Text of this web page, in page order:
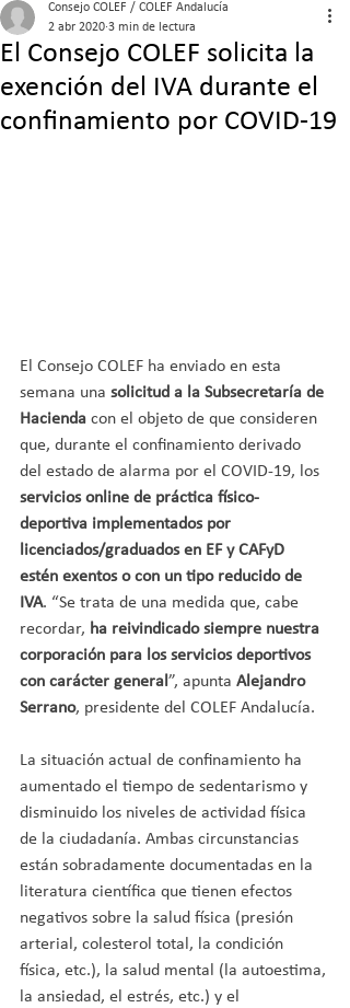
El Consejo COLEF solicita la
exención del IVA durante el
confinamiento por COVID-19
Consejo COLEF / COLEF Andalucía
2 abr 2020 3 min de lectura
El Consejo COLEF ha enviado en esta
semana una solicitud a la Subsecretaría de
Hacienda con el objeto de que consideren
que, durante el confinamiento derivado
del estado de alarma por el COVID-19, los
servicios online de práctica físico-
deportiva implementados por
licenciados/graduados en EF y CAFyD
estén exentos o con un tipo reducido de
IVA. “Se trata de una medida que, cabe
recordar, ha reivindicado siempre nuestra
corporación para los servicios deportivos
con carácter general ”, apunta Alejandro
Serrano, presidente del COLEF Andalucía.
La situación actual de confinamiento ha
aumentado el tiempo de sedentarismo y
disminuido los niveles de actividad física
de la ciudadanía. Ambas circunstancias
están sobradamente documentadas en la
literatura científica que tienen efectos
negativos sobre la salud física (presión
arterial, colesterol total, la condición
física, etc.), la salud mental (la autoestima,
la ansiedad, el estrés, etc.) y el